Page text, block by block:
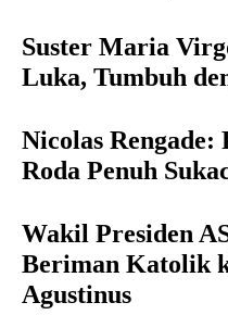
Suster Maria
Luka, Tumbuh
Nicolas
Roda Penuh
Wakil Presiden
Beriman Katolik
Agustinus